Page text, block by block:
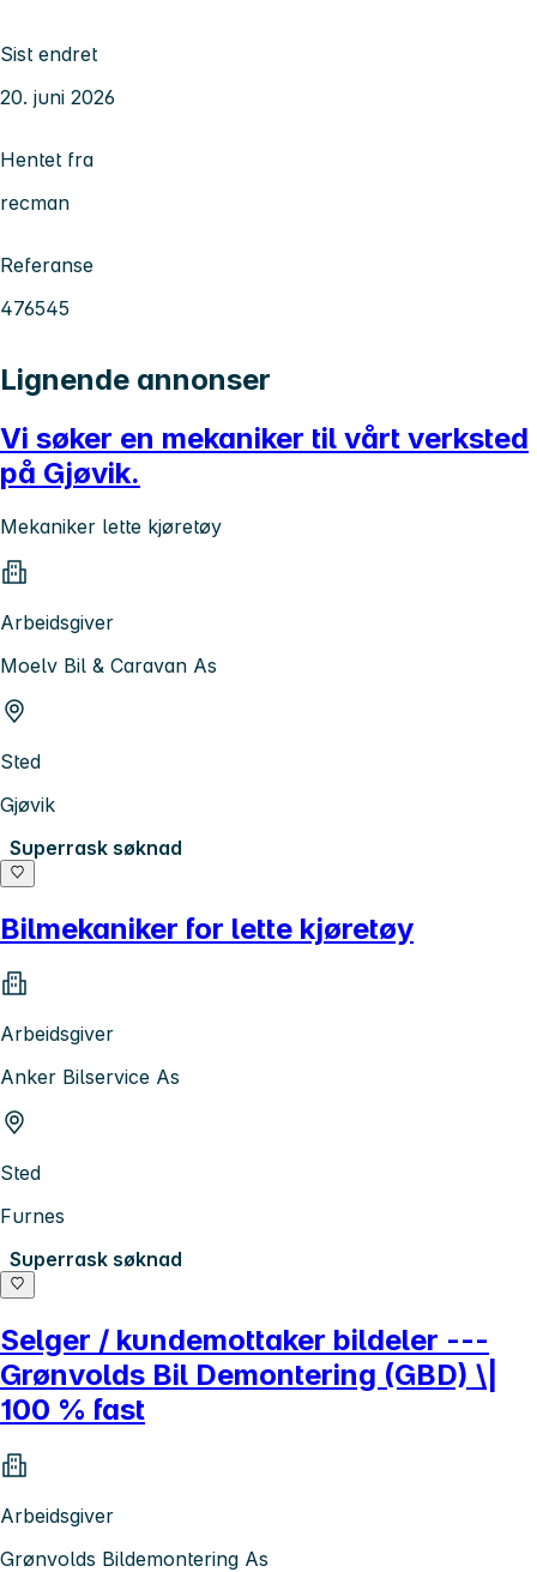
Sist endret
20. juni 2026
Hentet fra
recman
Referanse
476545
Lignende annonser
Vi søker en mekaniker til vårt verksted
på Gjøvik.
Mekaniker lette kjøretøy
Arbeidsgiver
Moelv Bil & Caravan As
Sted
Gjøvik
Superrask søknad
Bilmekaniker for lette kjøretøy
Arbeidsgiver
Anker Bilservice As
Sted
Furnes
Superrask søknad
Selger / kundemottaker bildeler ---
Grønvolds Bil Demontering (GBD) \|
100 % fast
Arbeidsgiver
Grønvolds Bildemontering As